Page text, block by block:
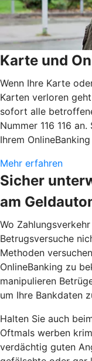
Karte und
Wenn Ihre Karte
Karten verloren
sofort alle
Nummer 116 116
Ihrem
Mehr erfahren
Sicher
am
Wo
Betrugsversuche
Methoden
OnlineBanking zu
manipulieren
um Ihre Bankdaten
Halten Sie auch
Oftmals werben
verdächtig guten